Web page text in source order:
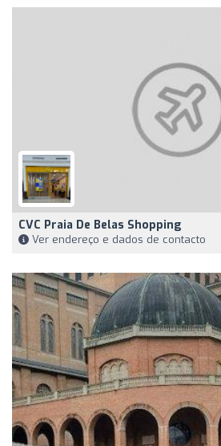
CVC Praia De Belas Shopping
Ver endereço e dados de contacto